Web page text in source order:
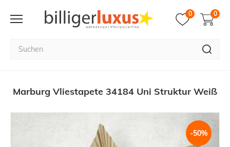
0 0
Marburg Vliestapete 34184 Uni Struktur Weiß
-50%